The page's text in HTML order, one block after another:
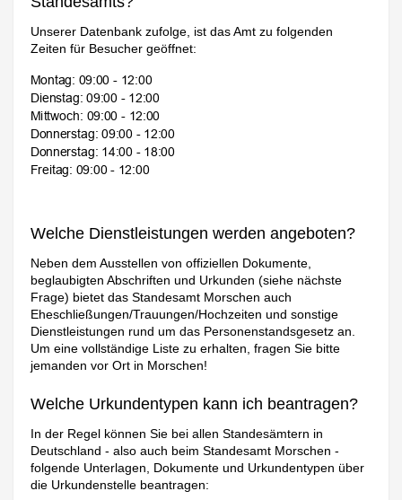
Unserer Datenbank zufolge, ist das Amt zu folgenden
Zeiten für Besucher geöffnet:
Welche Dienstleistungen werden angeboten?
Neben dem Ausstellen von offiziellen Dokumente,
beglaubigten Abschriften und Urkunden (siehe nächste
Frage) bietet das Standesamt Morschen auch
Eheschließungen/Trauungen/Hochzeiten und sonstige
Dienstleistungen rund um das Personenstandsgesetz an.
Um eine vollständige Liste zu erhalten, fragen Sie bitte
jemanden vor Ort in Morschen!
Welche Urkundentypen kann ich beantragen?
In der Regel können Sie bei allen Standesämtern in
Deutschland - also auch beim Standesamt Morschen -
folgende Unterlagen, Dokumente und Urkundentypen über
die Urkundenstelle beantragen: